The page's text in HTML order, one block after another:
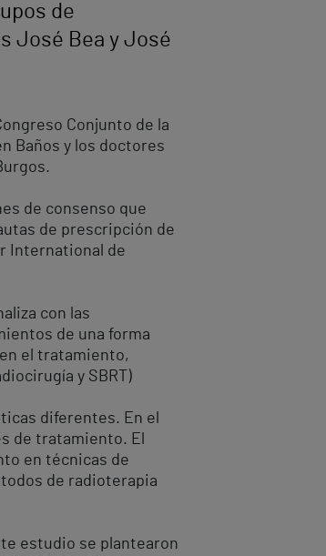
de
José Bea y José
Conjunto de la
Baños y los doctores
de consenso que
de prescripción de
International de
con las
de una forma
el tratamiento,
y SBRT)
diferentes. En el
de tratamiento. El
en técnicas de
de radioterapia
estudio se plantearon